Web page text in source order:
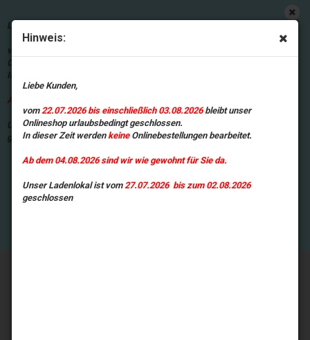
Hinweis:
Liebe Kunden,
vom22.07.2026 bis einschließlich 03.08.2026bleibt unser
Onlineshop urlaubsbedingt geschlossen.
In dieser Zeit werdenkeine Onlinebestellungen bearbeitet.
Ab dem 04.08.2026 sind wir wie gewohnt für Sie da.
Unser Ladenlokal ist vom27.07.2026 bis zum 02.08.2026
geschlossen
Liebe Kunden,
vom
Onlineshop urlaubsbedingt geschlossen.
In dieser Zeit werden
Ab dem 04.08.2026 sind wir wie gewohnt für Sie da.
Unser Ladenlokal ist vom27.07.2026 bis zum 02.08.2026
geschlossen
dieser Website zu analysieren.
Informationen zur Nutzung unserer
Website werden daher an Google
übermittelt. Mit der Nutzung unserer
Website erklären Sie sich damit
einverstanden, dass wir Cookies